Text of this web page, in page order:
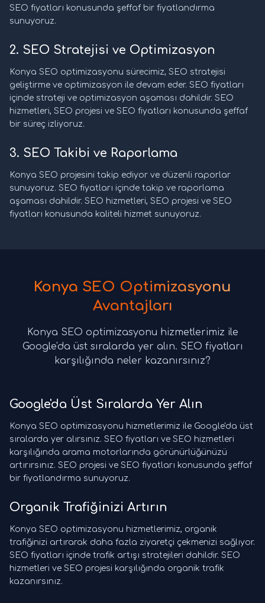
SEO fiyatları konusunda şeffaf bir fiyatlandırma
sunuyoruz.
2. SEO Stratejisi ve Optimizasyon
Konya SEO optimizasyonu sürecimiz, SEO stratejisi
geliştirme ve optimizasyon ile devam eder. SEO fiyatları
içinde strateji ve optimizasyon aşaması dahildir. SEO
hizmetleri, SEO projesi ve SEO fiyatları konusunda şeffaf
bir süreç izliyoruz.
3. SEO Takibi ve Raporlama
Konya SEO projesini takip ediyor ve düzenli raporlar
sunuyoruz. SEO fiyatları içinde takip ve raporlama
aşaması dahildir. SEO hizmetleri, SEO projesi ve SEO
fiyatları konusunda kaliteli hizmet sunuyoruz.
Konya SEO Optimizasyonu
Avantajları
Konya SEO optimizasyonu hizmetlerimiz ile
Google'da üst sıralarda yer alın. SEO fiyatları
karşılığında neler kazanırsınız?
Google'da Üst Sıralarda Yer Alın
Konya SEO optimizasyonu hizmetlerimiz ile Google'da üst
sıralarda yer alırsınız. SEO fiyatları ve SEO hizmetleri
karşılığında arama motorlarında görünürlüğünüzü
artırırsınız. SEO projesi ve SEO fiyatları konusunda şeffaf
bir fiyatlandırma sunuyoruz.
Organik Trafiğinizi Artırın
Konya SEO optimizasyonu hizmetlerimiz, organik
trafiğinizi artırarak daha fazla ziyaretçi çekmenizi sağlıyor.
SEO fiyatları içinde trafik artışı stratejileri dahildir. SEO
hizmetleri ve SEO projesi karşılığında organik trafik
kazanırsınız.